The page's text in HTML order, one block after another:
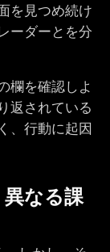
を見つめ続け
ーダーとを分
欄を確認しよ
返されている
、行動に起因
なる課